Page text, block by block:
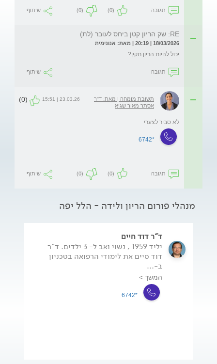
תגובה (0)
(0) שיתוף
RE: שק הריון קטן ביחס לעובר (לת)
18/03/2026 | 20:19 | מאת: אנונימית
יכול להיות הריון תקין?
תגובה שיתוף
תשובת מומחה | מאת: ד"ר
אסתר מאור שגיא
23.03.26 | 15:51
(0)
לא סביר לצערי
*6742
תגובה (0)
(0) שיתוף
מנהלי פורום הריון ולידה - הלל יפה
ד"ר דוד חיים
יליד 1959 , נשוי ואב ל- 3 ילדים. ד"ר
דוד סיים את לימודי הרפואה בטכניון
ב-...
המשך >
*6742